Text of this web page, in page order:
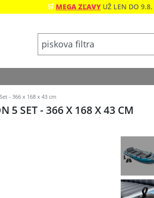
🛒 MEGA ZĽAVY UŽ LEN DO 9.8.
- 366 x 168 x 43 cm
5 SET - 366 X 168 X 43 CM